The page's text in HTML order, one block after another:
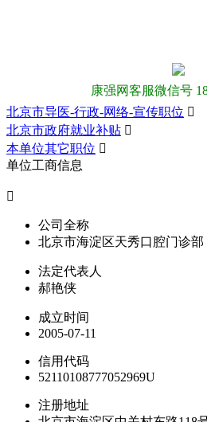
康强网客服微信号
北京市导医-行政-网络-宣传职位 
北京市政府就业补贴 
本单位其它职位 
单位工商信息

公司全称
北京市海淀区天秀口腔门诊部
法定代表人
郝艳侠
成立时间
2005-07-11
信用代码
52110108777052969U
注册地址